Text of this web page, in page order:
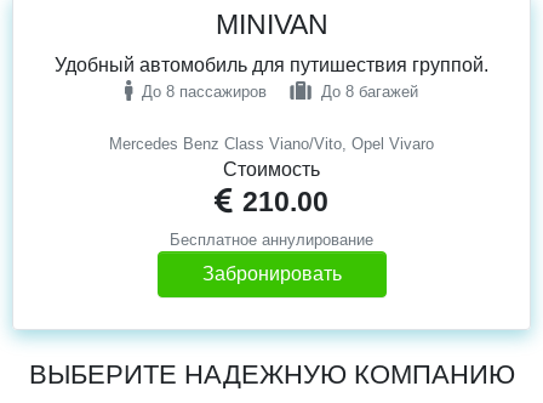
Mercedes Benz Class Viano/Vito, Opel Vivaro
MINIVAN
Удобный автомобиль для путишествия группой.
До 8 пассажиров До 8 багажей
Стоимость
210.00
Бесплатное аннулирование
Забронировать
ВЫБЕРИТЕ НАДЕЖНУЮ КОМПАНИЮ